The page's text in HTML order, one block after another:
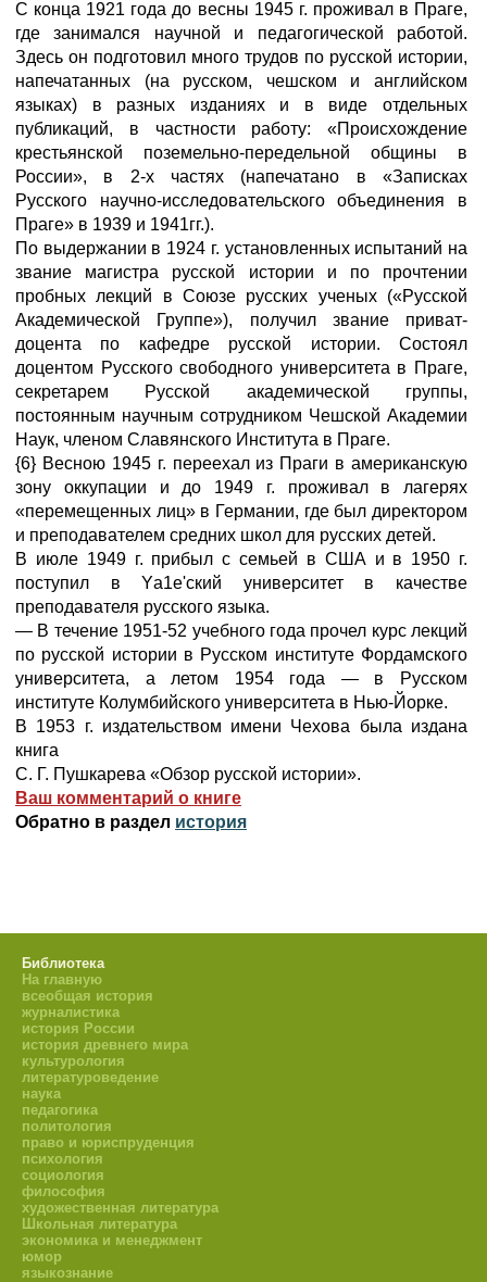
С конца 1921 года до весны 1945 г. проживал в Праге,
где занимался научной и педагогической работой.
Здесь он подготовил много трудов по русской истории,
напечатанных (на русском, чешском и английском
языках) в разных изданиях и в виде отдельных
публикаций, в частности работу: «Происхождение
крестьянской поземельно-передельной общины в
России», в 2-х частях (напечатано в «Записках
Русского научно-исследовательского объединения в
Праге» в 1939 и 1941гг.).
По выдержании в 1924 г. установленных испытаний на
звание магистра русской истории и по прочтении
пробных лекций в Союзе русских ученых («Русской
Академической Группе»), получил звание приват-
доцента по кафедре русской истории. Состоял
доцентом Русского свободного университета в Праге,
секретарем Русской академической группы,
постоянным научным сотрудником Чешской Академии
Наук, членом Славянского Института в Праге.
{6} Весною 1945 г. переехал из Праги в американскую
зону оккупации и до 1949 г. проживал в лагерях
«перемещенных лиц» в Германии, где был директором
и преподавателем средних школ для русских детей.
В июле 1949 г. прибыл с семьей в США и в 1950 г.
поступил в Yа1е'ский университет в качестве
преподавателя русского языка.
— В течение 1951-52 учебного года прочел курс лекций
по русской истории в Русском институте Фордамского
университета, а летом 1954 года — в Русском
институте Колумбийского университета в Нью-Йорке.
В 1953 г. издательством имени Чехова была издана
книга
С. Г. Пушкарева «Обзор русской истории».
Ваш комментарий о книге
Обратно в раздел история
Библиотека
На главную
всеобщая история
журналистика
история России
история древнего мира
культурология
литературоведение
наука
педагогика
политология
право и юриспруденция
психология
социология
философия
художественная литература
Школьная литература
экономика и менеджмент
юмор
языкознание